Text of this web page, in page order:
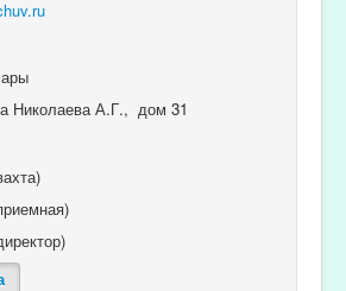
Николаева А.Г., дом 31